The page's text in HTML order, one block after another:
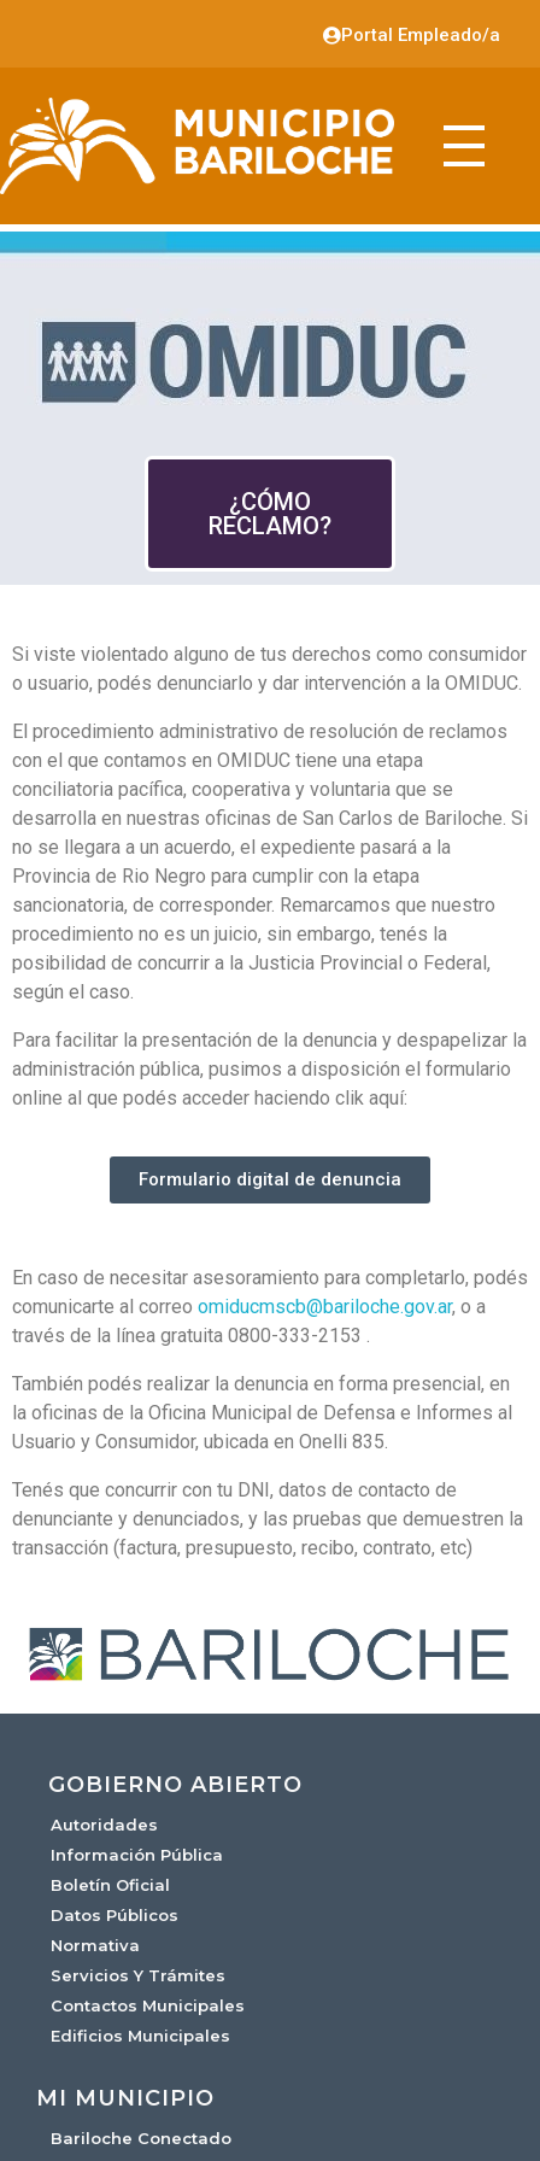
Portal Empleado/a
¿CÓMO
RECLAMO?
Si viste violentado alguno de tus derechos como consumidor
o usuario, podés denunciarlo y dar intervención a la OMIDUC.
El procedimiento administrativo de resolución de reclamos
con el que contamos en OMIDUC tiene una etapa
conciliatoria pacífica, cooperativa y voluntaria que se
desarrolla en nuestras oficinas de San Carlos de Bariloche. Si
no se llegara a un acuerdo, el expediente pasará a la
Provincia de Rio Negro para cumplir con la etapa
sancionatoria, de corresponder. Remarcamos que nuestro
procedimiento no es un juicio, sin embargo, tenés la
posibilidad de concurrir a la Justicia Provincial o Federal,
según el caso.
Para facilitar la presentación de la denuncia y despapelizar la
administración pública, pusimos a disposición el formulario
online al que podés acceder haciendo clik aquí:
Formulario digital de denuncia
En caso de necesitar asesoramiento para completarlo, podés
comunicarte al correo omiducmscb@bariloche.gov.ar, o a
través de la línea gratuita 0800-333-2153 .
También podés realizar la denuncia en forma presencial, en
la oficinas de la Oficina Municipal de Defensa e Informes al
Usuario y Consumidor, ubicada en Onelli 835.
Tenés que concurrir con tu DNI, datos de contacto de
denunciante y denunciados, y las pruebas que demuestren la
transacción (factura, presupuesto, recibo, contrato, etc)
GOBIERNO ABIERTO
Autoridades
Información Pública
Boletín Oficial
Datos Públicos
Normativa
Servicios Y Trámites
Contactos Municipales
Edificios Municipales
MI MUNICIPIO
Bariloche Conectado